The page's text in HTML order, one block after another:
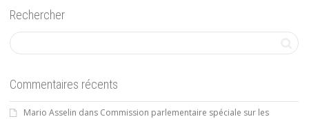
Rechercher
Commentaires récents
Mario Asselin dans Commission parlementaire spéciale sur les